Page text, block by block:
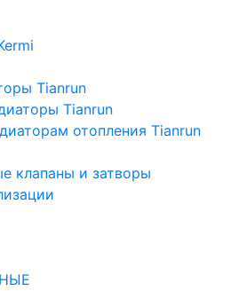
Tianrun
Tianrun
отопления Tianrun
клапаны и затворы